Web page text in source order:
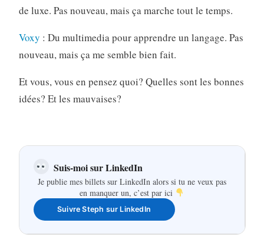
de luxe. Pas nouveau, mais ça marche tout le temps.
Voxy : Du multimedia pour apprendre un langage. Pas
nouveau, mais ça me semble bien fait.
Et vous, vous en pensez quoi? Quelles sont les bonnes
idées? Et les mauvaises?
Suis-moi sur LinkedIn
Je publie mes billets sur LinkedIn alors si tu ne veux pas
en manquer un, c’est par ici
Suivre Steph sur LinkedIn